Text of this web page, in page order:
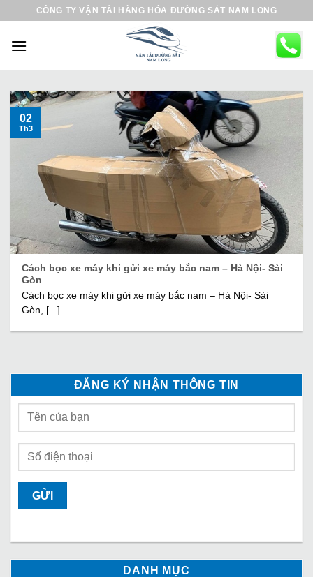
CÔNG TY VẬN TẢI HÀNG HÓA ĐƯỜNG SẮT NAM LONG
Cách bọc xe máy khi gửi xe máy bắc nam – Hà Nội- Sài
Gòn
Cách bọc xe máy khi gửi xe máy bắc nam – Hà Nội- Sài
Gòn, [...]
02
Th3
ĐĂNG KÝ NHẬN THÔNG TIN
DANH MỤC